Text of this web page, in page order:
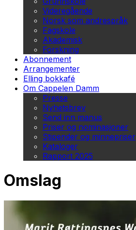
Videregående
Norsk som andrespråk
Fagskole
Akademisk
Forskning
Abonnement
Arrangementer
Elling bokkafé
Om Cappelen Damm
Presse
Nyhetsbrev
Send inn manus
Priser og nominasjoner
Stipender og minnepriser
Kataloger
Rapport 2025
Omslag